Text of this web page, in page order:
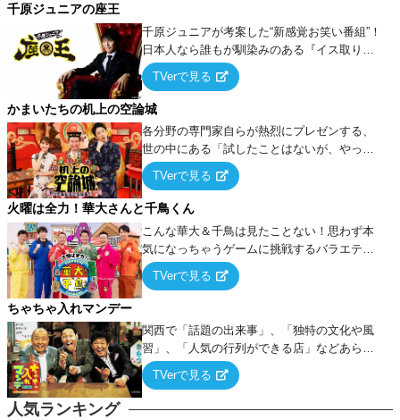
人気ランキング
千原ジュニアの座王
千原ジュニアが考案した“新感覚お笑い番組”！
日本人なら誰もが馴染みのある『イス取りゲ
ーム』をベースに、大喜利・ギャグ・モノボ
ケ・歌…など様々なお題で芸人がショートネ
タを競い合う！
TVerで見る
かまいたちの机上の空論城
各分野の専門家自らが熱烈にプレゼンする、
世の中にある「試したことはないが、やって
みたらこうなる！…ハズ」という“机上の空
論”に若手芸人らがカラダを張って挑む！
TVerで見る
火曜は全力！華大さんと千鳥くん
こんな華大＆千鳥は見たことない！思わず本
気になっちゃうゲームに挑戦するバラエティ
ー！
TVerで見る
ちゃちゃ入れマンデー
関西で「話題の出来事」、「独特の文化や風
習」、「人気の行列ができる店」などあらゆ
るテーマについて好き放題にちゃちゃを入れ
ていく関西色を前面に押し出したトークバラ
TVerで見る